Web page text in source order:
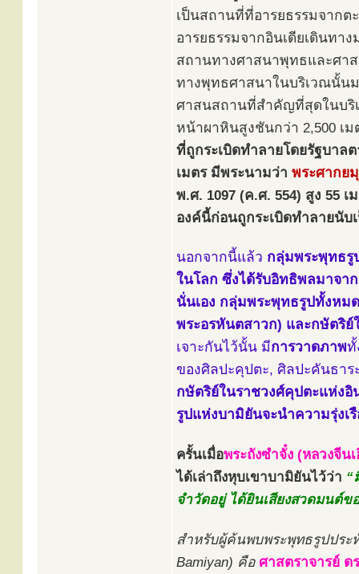
เป็นสถานที่ที่อารยธรรมจาก
อารยธรรมจากอินเดียเดินท
สถานทางศาสนาพุทธและศา
ทางพุทธศาสนาในบริเวณนั้น
ศาสนสถานที่สำคัญที่สุดในบ
หน้าผาหินสูงชันกว่า 2,500 เ
ที่ถูกระเบิดทำลายโดยรัฐบาล
เมตร มีพระนามว่า พระศากย
พ.ศ. 1097 (ค.ศ. 554) สูง 55
องค์นี้ก่อนถูกระเบิดทำลายนับ
นอกจากนี้แล้ว กลุ่มพระพุทธรู
ในโลก ซึ่งได้รับอิทธิพลมาจา
นั่นเอง กลุ่มพระพุทธรูปทั้งหม
พระอรหันตสาวก) และกษัตริย์
เจาะกันไว้นั้น มีการวาดภาพทั้
ของศิลปะคุปตะ, ศิลปะคันธาร
กษัตริย์ในราชวงศ์คุปตะแห่งอิ
รูปแห่งบามิยันจะนำความรุ่งเ
ครั้นเมื่อพระถังซำจั๋ง (หลวงจีนเ
ได้เล่าถึงหุบเขาบามิยันไว้ว่า “
จำวัดอยู่ ได้ยินเสียงสวดมนต์ข
สำหรับผู้ค้นพบพระพุทธรูปปร
Bamiyan) คือ ศาสตราจารย์ ด